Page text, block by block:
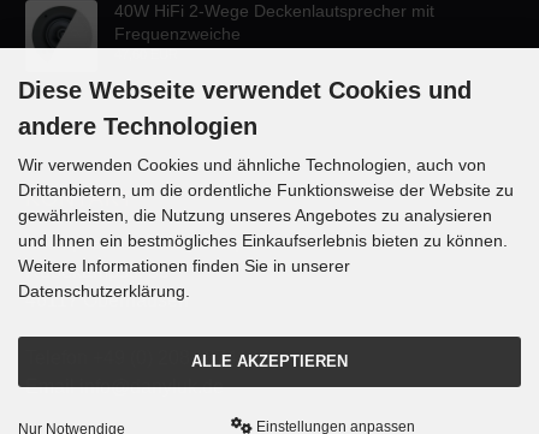
40W HiFi 2-Wege Deckenlautsprecher mit
Frequenzweiche
KONTAKT
Lautsprecher-OnlineShop.de
Rübekampstr. 35
46117 Oberhausen
Telefon +49 (0) 208 / 874188
Email info@danyluk.de
Diese Webseite verwendet Cookies und
andere Technologien
Wir verwenden Cookies und ähnliche Technologien, auch von
Drittanbietern, um die ordentliche Funktionsweise der Website zu
gewährleisten, die Nutzung unseres Angebotes zu analysieren
und Ihnen ein bestmögliches Einkaufserlebnis bieten zu können.
Weitere Informationen finden Sie in unserer
Datenschutzerklärung.
ALLE AKZEPTIEREN
Nur Notwendige Einstellungen anpassen